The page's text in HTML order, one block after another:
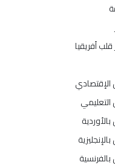
قلب أفريقيا
الإقتصادي
التعليمي
بالأوردية
بالفرنسية